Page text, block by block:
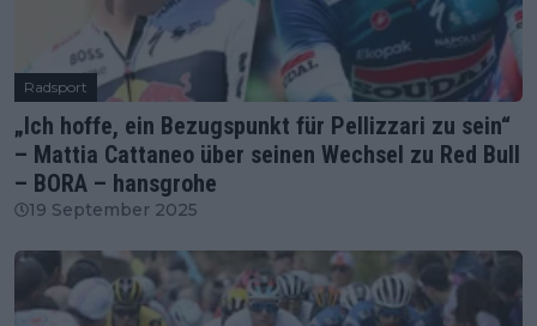
Radsport
„Ich hoffe, ein Bezugspunkt für Pellizzari zu sein“
– Mattia Cattaneo über seinen Wechsel zu Red Bull
– BORA – hansgrohe
19 September 2025